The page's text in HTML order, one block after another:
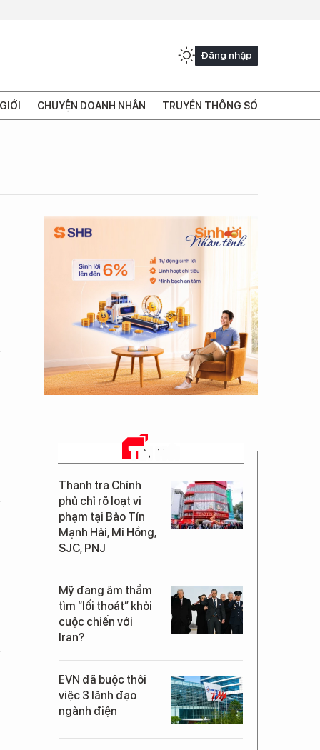
Đăng nhập
CHUYỆN DOANH NHÂN TRUYỀN THÔNG SỐ
TIN MỚI
Thanh tra Chính
phủ chỉ rõ loạt vi
phạm tại Bảo Tín
Mạnh Hải, Mi Hồng,
SJC, PNJ
Mỹ đang âm thầm
tìm “lối thoát” khỏi
cuộc chiến với
Iran?
EVN đã buộc thôi
việc 3 lãnh đạo
ngành điện